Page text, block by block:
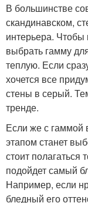
В большинстве
скандинавском,
интерьера. Чтобы
выбрать гамму
теплую. Если
хочется все
стены в серый.
тренде.
Если же с гаммой
этапом станет
стоит полагаться
подойдет самый
Например, если
бледный его